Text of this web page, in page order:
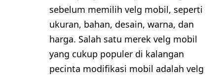
sebelum memilih velg mobil, seperti
ukuran, bahan, desain, warna, dan
harga. Salah satu merek velg mobil
yang cukup populer di kalangan
pecinta modifikasi mobil adalah velg